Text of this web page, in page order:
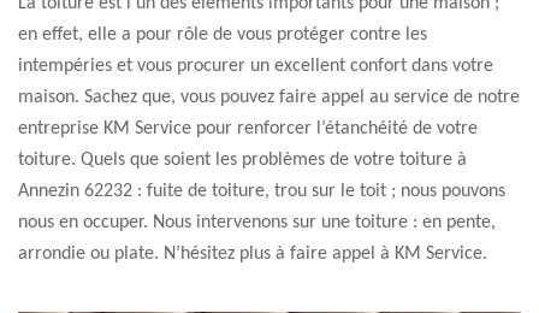
en effet, elle a pour rôle de vous protéger contre les
intempéries et vous procurer un excellent confort dans votre
maison. Sachez que, vous pouvez faire appel au service de notre
entreprise KM Service pour renforcer l’étanchéité de votre
toiture. Quels que soient les problèmes de votre toiture à
Annezin 62232 : fuite de toiture, trou sur le toit ; nous pouvons
nous en occuper. Nous intervenons sur une toiture : en pente,
arrondie ou plate. N’hésitez plus à faire appel à KM Service.